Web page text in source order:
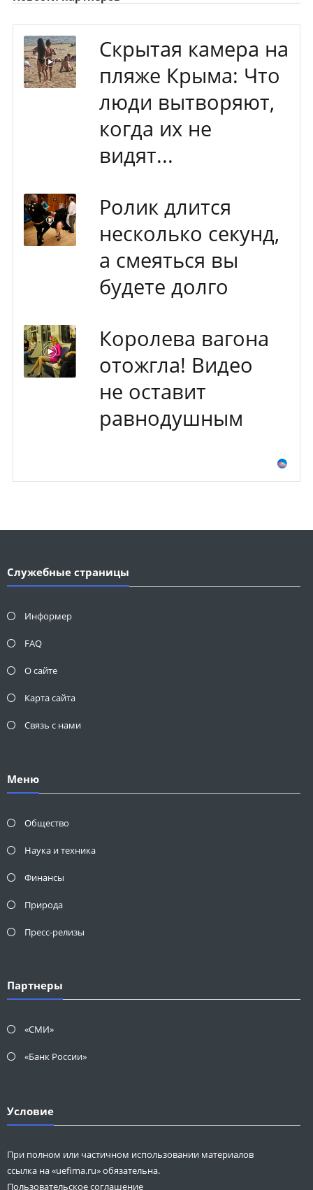
Скрытая камера на
пляже Крыма: Что
люди вытворяют,
когда их не
видят...
Ролик длится
несколько секунд,
а смеяться вы
будете долго
Королева вагона
отожгла! Видео
не оставит
равнодушным
Служебные страницы
Информер
FAQ
О сайте
Карта сайта
Связь с нами
Меню
Общество
Наука и техника
Финансы
Природа
Пресс-релизы
Партнеры
«СМИ»
«Банк России»
Условие
При полном или частичном использовании материалов
ссылка на «uefima.ru» обязательна.
Пользовательское соглашение